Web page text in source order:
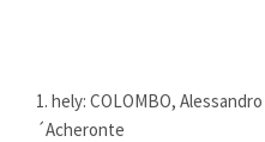
1. hely: COLOMBO,
´Acheronte